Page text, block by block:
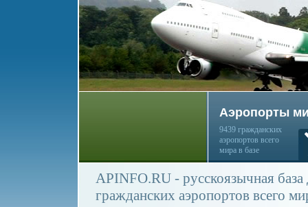
Аэропорты
9439 гражданских
аэропортов всего
мира в базе
APINFO.RU - русскоязычная
гражданских аэропортов всего